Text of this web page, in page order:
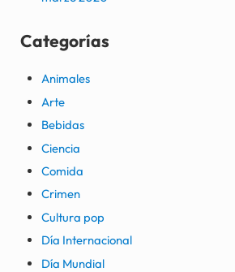
Categorías
Animales
Arte
Bebidas
Ciencia
Comida
Crimen
Cultura pop
Día Internacional
Día Mundial